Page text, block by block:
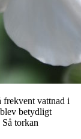
frekvent vattnad i
betydligt
torkan